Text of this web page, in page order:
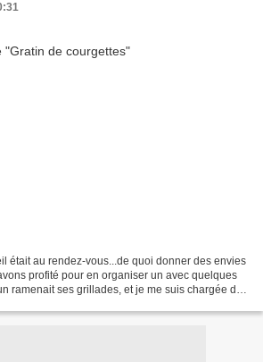
était au rendez-vous...de quoi donner des envies
profité pour en organiser un avec quelques
ramenait ses grillades, et je me suis chargée de